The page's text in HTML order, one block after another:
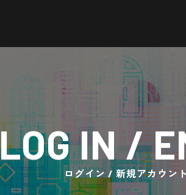
IN /
ログイン / 新規アカウン